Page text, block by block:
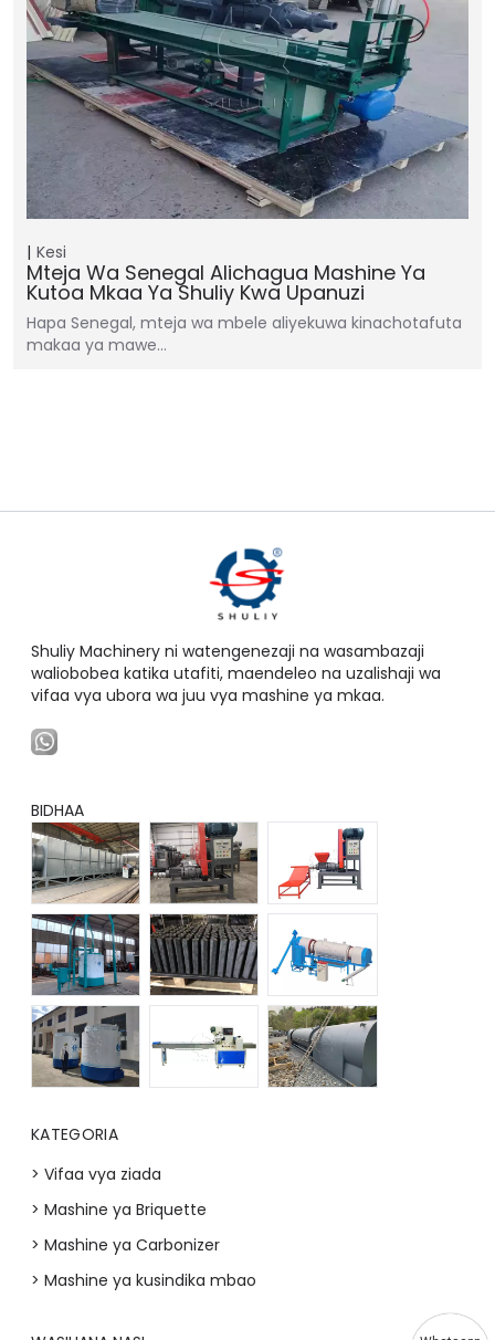
Kesi
Mteja Wa Senegal Alichagua Mashine Ya
Kutoa Mkaa Ya Shuliy Kwa Upanuzi
Hapa Senegal, mteja wa mbele aliyekuwa kinachotafuta
makaa ya mawe…
Shuliy Machinery ni watengenezaji na wasambazaji
waliobobea katika utafiti, maendeleo na uzalishaji wa
vifaa vya ubora wa juu vya mashine ya mkaa.
BIDHAA
KATEGORIA
> Vifaa vya ziada
> Mashine ya Briquette
> Mashine ya Carbonizer
> Mashine ya kusindika mbao